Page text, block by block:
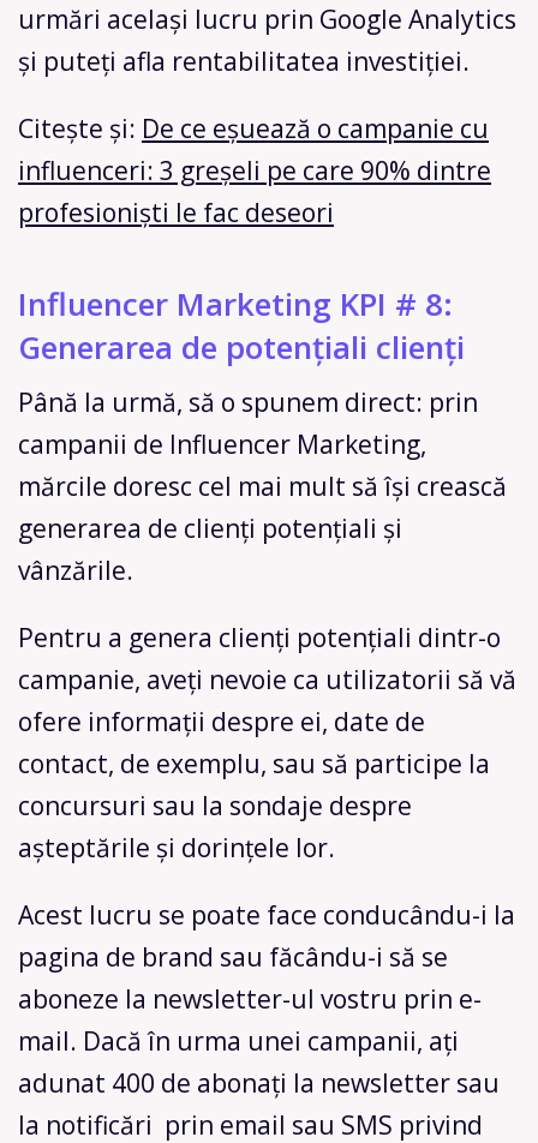
urmări același lucru prin Google Analytics
și puteți afla rentabilitatea investiției.
Citește și: De ce eșuează o campanie cu
influenceri: 3 greșeli pe care 90% dintre
profesioniști le fac deseori
Influencer Marketing KPI # 8:
Generarea de potențiali clienți
Până la urmă, să o spunem direct: prin
campanii de Influencer Marketing,
mărcile doresc cel mai mult să își crească
generarea de clienți potențiali și
vânzările.
Pentru a genera clienți potențiali dintr-o
campanie, aveți nevoie ca utilizatorii să vă
ofere informații despre ei, date de
contact, de exemplu, sau să participe la
concursuri sau la sondaje despre
așteptările și dorințele lor.
Acest lucru se poate face conducându-i la
pagina de brand sau făcându-i să se
aboneze la newsletter-ul vostru prin e-
mail. Dacă în urma unei campanii, ați
adunat 400 de abonați la newsletter sau
la notificări prin email sau SMS privind